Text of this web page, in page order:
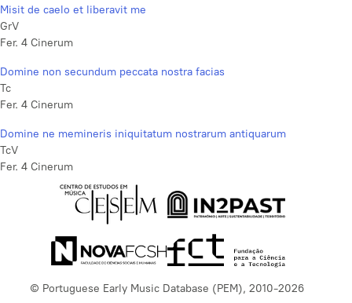
Misit de caelo et liberavit me
GrV
Fer. 4 Cinerum
Domine non secundum peccata nostra facias
Tc
Fer. 4 Cinerum
Domine ne memineris iniquitatum nostrarum antiquarum
TcV
Fer. 4 Cinerum
© Portuguese Early Music Database (PEM), 2010-2026